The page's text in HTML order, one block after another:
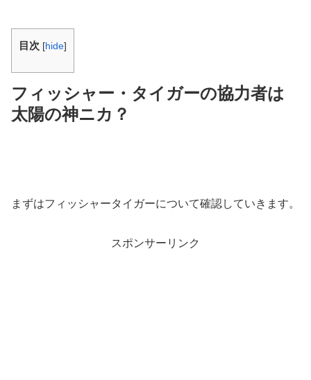
目次 [hide]
フィッシャー・タイガーの協力者は
太陽の神ニカ？
まずはフィッシャータイガーについて確認していきます。
スポンサーリンク